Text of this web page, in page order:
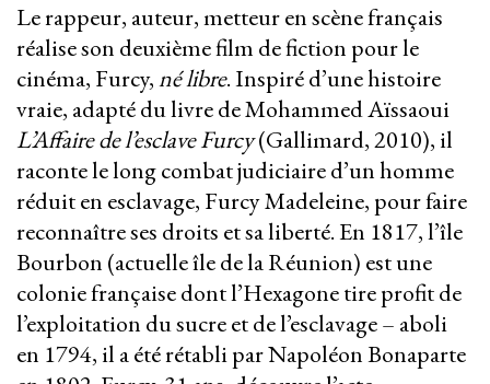
Le rappeur, auteur, metteur en scène français
réalise son deuxième film de fiction pour le
cinéma, Furcy,né libre. Inspiré d’une histoire
vraie, adapté du livre de Mohammed Aïssaoui
L’Affaire de l’esclave Furcy(Gallimard, 2010), il
raconte le long combat judiciaire d’un homme
réduit en esclavage, Furcy Madeleine, pour faire
reconnaître ses droits et sa liberté. En 1817, l’île
Bourbon (actuelle île de la Réunion) est une
colonie française dont l’Hexagone tire profit de
l’exploitation du sucre et de l’esclavage – aboli
en 1794, il a été rétabli par Napoléon Bonaparte